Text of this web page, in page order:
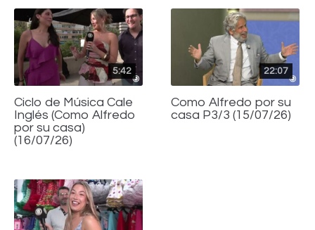
5:42
Ciclo de Música Cale
Inglés (Como Alfredo
por su casa)
(16/07/26)
22:07
Como Alfredo por su
casa P3/3 (15/07/26)